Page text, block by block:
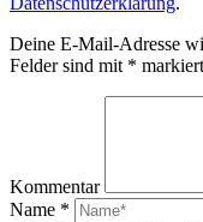
Deine E-Mail-Adresse
Felder sind mit * markiert
Kommentar
Name *